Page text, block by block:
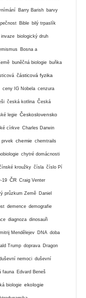
Barry Barish barvy
Bible bilý trpaslík
invaze biologický druh
Bosna a
buněčná biologie buňka
částicová fyzika
ceny IG Nobela cenzura
česká kotlina Česká
legie Československo
církve Charles Darwin
prvek chemie chemtrails
chytré domácnosti
kroužky čísla číslo Pí
19 ČR Craig Venter
průzkum Země Daniel
demence demografie
diagnoza dinosauři
Mendělejev DNA doba
Trump doprava Dragon
nemoci duševní
fauna Edvard Beneš
biologie ekologie